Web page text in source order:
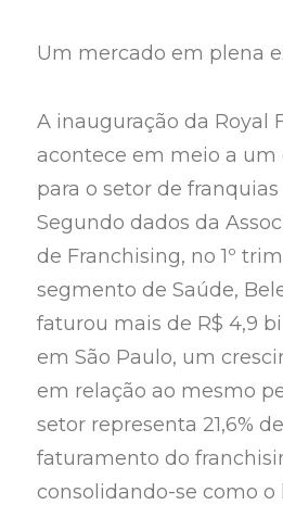
Um mercado em plena
A inauguração da Royal
acontece em meio a
para o setor de franquias
Segundo dados da
de Franchising, no 1º
segmento de Saúde,
faturou mais de R$ 4,9
em São Paulo, um
em relação ao mesmo
setor representa 21,6%
faturamento do
consolidando-se como